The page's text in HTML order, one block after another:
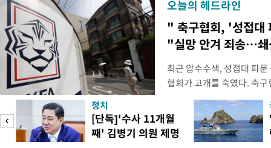
오늘의 헤드라인
" 축구협회, '성접대
"실망 안겨 죄송…
최근 압수수색, 성접대 파
협회가 고개를 숙였다. 축
관계자 여러분께 드리는
다. 축구협회는 최근 2026
컵 조별리그 탈락과 관련해
회에서 질타를 받은 데 이
정치
[단독]'수사 11개월
째' 김병기 의원 제명